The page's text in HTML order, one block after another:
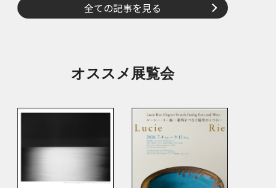
全ての記事を見る
オススメ展覧会